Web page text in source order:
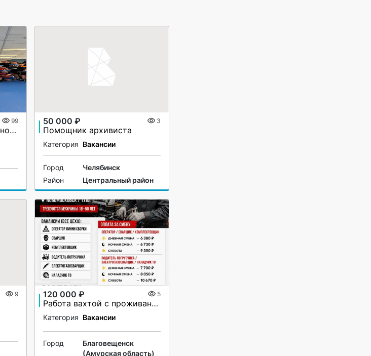
99
Администратор спортивного клуба
50 000 ₽ 3
Помощник архивиста
Категория Вакансии
Город
Челябинск
Район
Центральный район
9 120 000 ₽ 5
Работа вахтой с проживанием для женщин, для мужчин
Категория Вакансии
Город
Благовещенск
(Амурская область)